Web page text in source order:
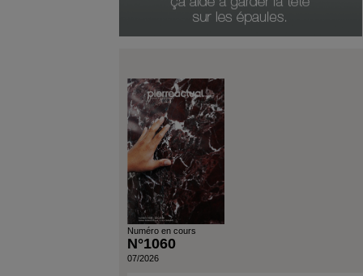
Genre Du Produit
Numéro en cours
N°1060
07/2026